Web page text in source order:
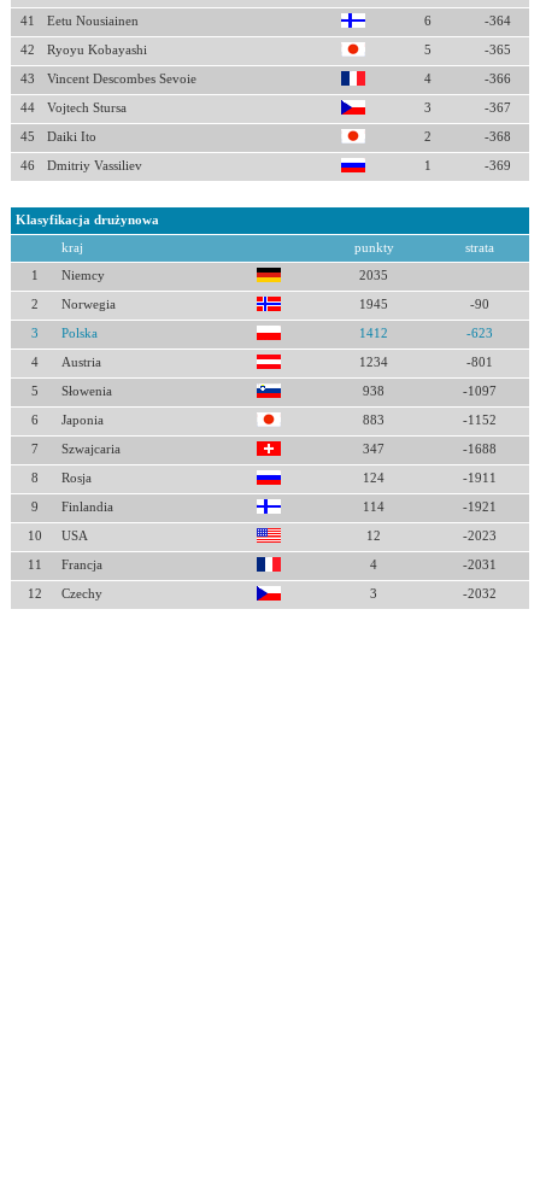
41 Eetu Nousiainen 6 -364
42 Ryoyu Kobayashi 5 -365
43 Vincent Descombes Sevoie 4 -366
44 Vojtech Stursa 3 -367
45 Daiki Ito 2 -368
46 Dmitriy Vassiliev 1 -369
Klasyfikacja drużynowa
kraj punkty strata
1 Niemcy 2035
2 Norwegia 1945 -90
3 Polska 1412 -623
4 Austria 1234 -801
5 Słowenia 938 -1097
6 Japonia 883 -1152
7 Szwajcaria 347 -1688
8 Rosja 124 -1911
9 Finlandia 114 -1921
10 USA 12 -2023
11 Francja 4 -2031
12 Czechy 3 -2032